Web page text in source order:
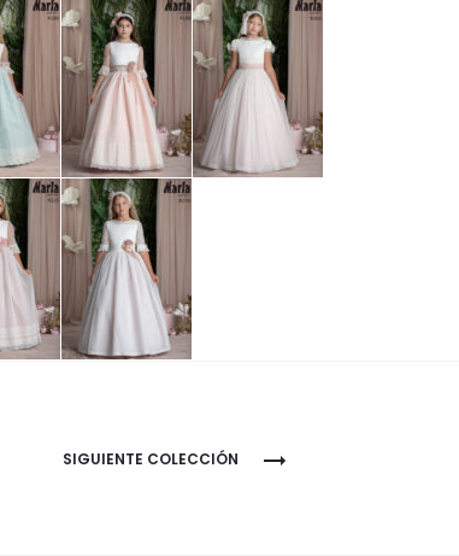
SIGUIENTE COLECCIÓN